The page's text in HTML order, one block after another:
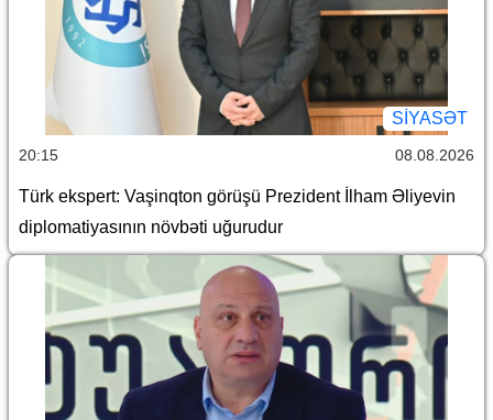
SİYASƏT
20:15 08.08.2026
Türk ekspert: Vaşinqton görüşü Prezident İlham Əliyevin
diplomatiyasının növbəti uğurudur